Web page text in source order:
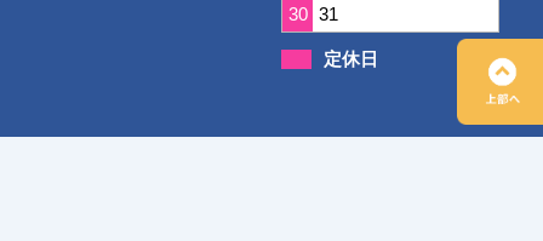
30 31
定休日